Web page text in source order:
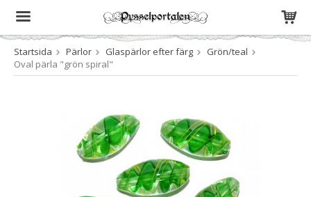
Produkten har blivit tillagd i varukorgen
Startsida Pärlor Glaspärlor efter färg
Grön/teal
Oval pärla "grön spiral"